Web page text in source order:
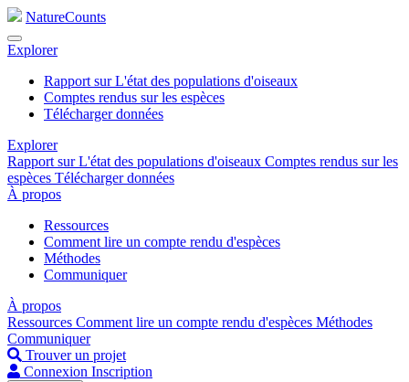
NatureCounts
Explorer
Rapport sur L'état des populations d'oiseaux
Comptes rendus sur les espèces
Télécharger données
Explorer
Rapport sur L'état des populations d'oiseaux Comptes rendus sur les
espèces Télécharger données
À propos
Ressources
Comment lire un compte rendu d'espèces
Méthodes
Communiquer
À propos
Ressources Comment lire un compte rendu d'espèces Méthodes
Communiquer
Trouver un projet
Connexion Inscription